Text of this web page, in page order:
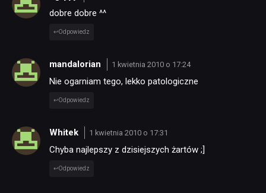
dobre dobre ^^
Odpowiedz
mandalorian 1 kwietnia 2010 o 17:24
Nie ogarniam tego, lekko patologiczne
Odpowiedz
Whitek 1 kwietnia 2010 o 17:31
Chyba najlepszy z dzisiejszych żartów ;]
Odpowiedz